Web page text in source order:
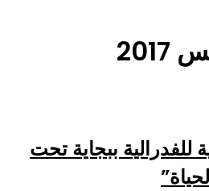
للفدرالية ببجاية تحت